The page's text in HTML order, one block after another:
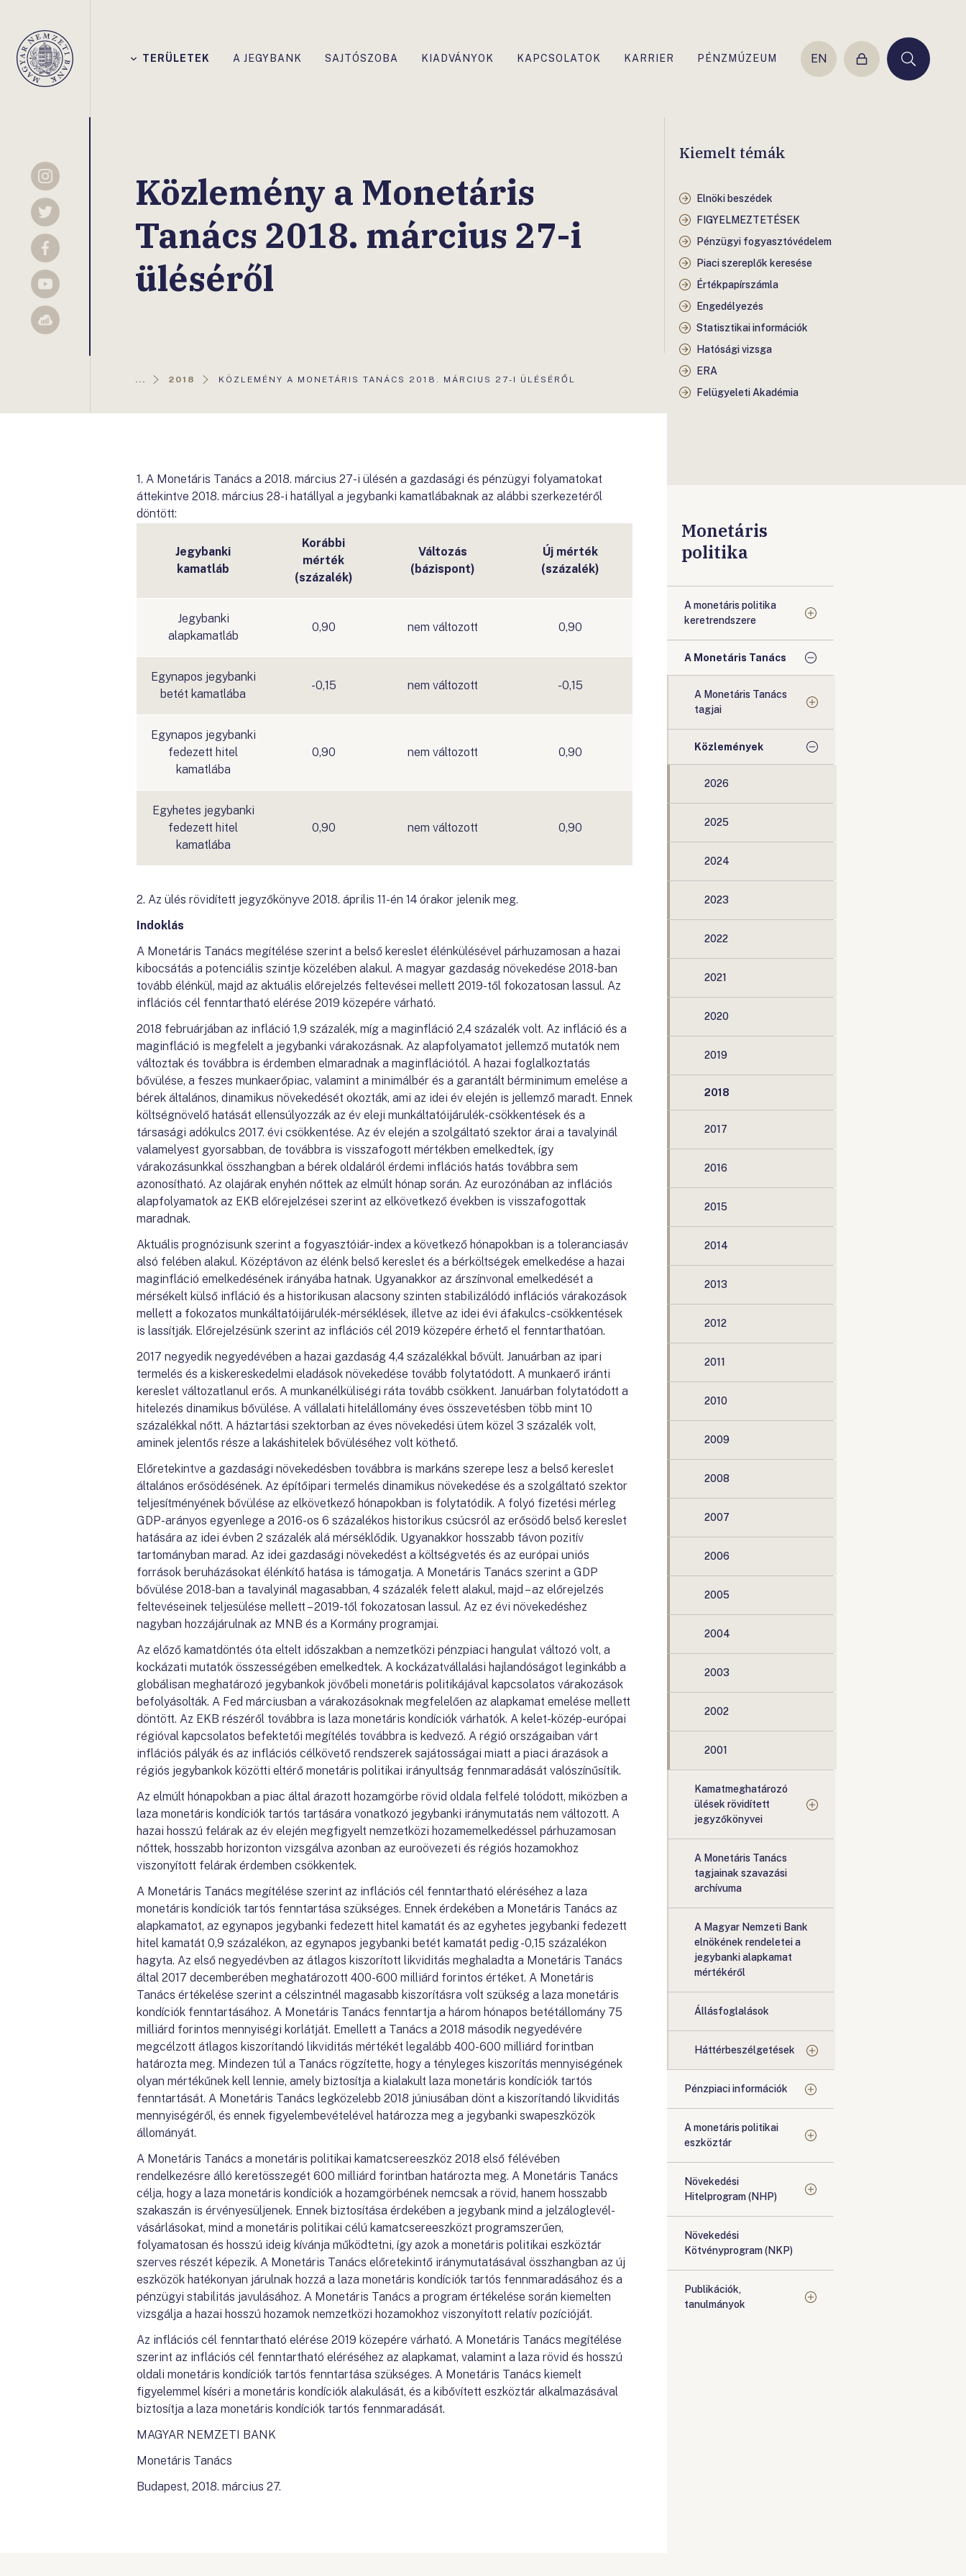
Magyar
Nemzeti
TERÜLETEK A JEGYBANK SAJTÓSZOBA KIADVÁNYOK KAPCSOLATOK KARRIER PÉNZMÚZEUM EN
Belépés Keresés
Instagram
Twitter
Facebook
YouTube
Sellsy
Közlemény a Monetáris
Tanács 2018. március 27-i
üléséről
... 2018
AKTUÁLIS
KÖZLEMÉNY A MONETÁRIS TANÁCS 2018. MÁRCIUS 27-I ÜLÉSÉRŐL
Kiemelt témák
Elnöki beszédek
FIGYELMEZTETÉSEK
Pénzügyi fogyasztóvédelem
Piaci szereplők keresése
Értékpapírszámla
Engedélyezés
Statisztikai információk
Hatósági vizsga
ERA
Felügyeleti Akadémia
1. A Monetáris Tanács a 2018. március 27-i ülésén a gazdasági és pénzügyi folyamatokat
áttekintve 2018. március 28-i hatállyal a jegybanki kamatlábaknak az alábbi szerkezetéről
döntött:
Jegybanki
kamatláb
Korábbi
mérték
(százalék)
Változás
(bázispont)
Új mérték
(százalék)
Jegybanki
alapkamatláb
0,90 nem változott 0,90
Egynapos jegybanki
betét kamatlába
-0,15 nem változott -0,15
Egynapos jegybanki
fedezett hitel
kamatlába
0,90 nem változott 0,90
Egyhetes jegybanki
fedezett hitel
kamatlába
0,90 nem változott 0,90
2. Az ülés rövidített jegyzőkönyve 2018. április 11-én 14 órakor jelenik meg.
Indoklás
A Monetáris Tanács megítélése szerint a belső kereslet élénkülésével párhuzamosan a hazai
kibocsátás a potenciális szintje közelében alakul. A magyar gazdaság növekedése 2018-ban
tovább élénkül, majd az aktuális előrejelzés feltevései mellett 2019-től fokozatosan lassul. Az
inflációs cél fenntartható elérése 2019 közepére várható.
2018 februárjában az infláció 1,9 százalék, míg a maginfláció 2,4 százalék volt. Az infláció és a
maginfláció is megfelelt a jegybanki várakozásnak. Az alapfolyamatot jellemző mutatók nem
változtak és továbbra is érdemben elmaradnak a maginflációtól. A hazai foglalkoztatás
bővülése, a feszes munkaerőpiac, valamint a minimálbér és a garantált bérminimum emelése a
bérek általános, dinamikus növekedését okozták, ami az idei év elején is jellemző maradt. Ennek
költségnövelő hatását ellensúlyozzák az év eleji munkáltatóijárulék-csökkentések és a
társasági adókulcs 2017. évi csökkentése. Az év elején a szolgáltató szektor árai a tavalyinál
valamelyest gyorsabban, de továbbra is visszafogott mértékben emelkedtek, így
várakozásunkkal összhangban a bérek oldaláról érdemi inflációs hatás továbbra sem
azonosítható. Az olajárak enyhén nőttek az elmúlt hónap során. Az eurozónában az inflációs
alapfolyamatok az EKB előrejelzései szerint az elkövetkező években is visszafogottak
maradnak.
Aktuális prognózisunk szerint a fogyasztóiár-index a következő hónapokban is a toleranciasáv
alsó felében alakul. Középtávon az élénk belső kereslet és a bérköltségek emelkedése a hazai
maginfláció emelkedésének irányába hatnak. Ugyanakkor az árszínvonal emelkedését a
mérsékelt külső infláció és a historikusan alacsony szinten stabilizálódó inflációs várakozások
mellett a fokozatos munkáltatóijárulék-mérséklések, illetve az idei évi áfakulcs-csökkentések
is lassítják. Előrejelzésünk szerint az inflációs cél 2019 közepére érhető el fenntarthatóan.
2017 negyedik negyedévében a hazai gazdaság 4,4 százalékkal bővült. Januárban az ipari
termelés és a kiskereskedelmi eladások növekedése tovább folytatódott. A munkaerő iránti
kereslet változatlanul erős. A munkanélküliségi ráta tovább csökkent. Januárban folytatódott a
hitelezés dinamikus bővülése. A vállalati hitelállomány éves összevetésben több mint 10
százalékkal nőtt. A háztartási szektorban az éves növekedési ütem közel 3 százalék volt,
aminek jelentős része a lakáshitelek bővüléséhez volt köthető.
Előretekintve a gazdasági növekedésben továbbra is markáns szerepe lesz a belső kereslet
általános erősödésének. Az építőipari termelés dinamikus növekedése és a szolgáltató szektor
teljesítményének bővülése az elkövetkező hónapokban is folytatódik. A folyó fizetési mérleg
GDP-arányos egyenlege a 2016-os 6 százalékos historikus csúcsról az erősödő belső kereslet
hatására az idei évben 2 százalék alá mérséklődik. Ugyanakkor hosszabb távon pozitív
tartományban marad. Az idei gazdasági növekedést a költségvetés és az európai uniós
források beruházásokat élénkítő hatása is támogatja. A Monetáris Tanács szerint a GDP
bővülése 2018-ban a tavalyinál magasabban, 4 százalék felett alakul, majd – az előrejelzés
feltevéseinek teljesülése mellett – 2019-től fokozatosan lassul. Az ez évi növekedéshez
nagyban hozzájárulnak az MNB és a Kormány programjai.
Az előző kamatdöntés óta eltelt időszakban a nemzetközi pénzpiaci hangulat változó volt, a
kockázati mutatók összességében emelkedtek. A kockázatvállalási hajlandóságot leginkább a
globálisan meghatározó jegybankok jövőbeli monetáris politikájával kapcsolatos várakozások
befolyásolták. A Fed márciusban a várakozásoknak megfelelően az alapkamat emelése mellett
döntött. Az EKB részéről továbbra is laza monetáris kondíciók várhatók. A kelet-közép-európai
régióval kapcsolatos befektetői megítélés továbbra is kedvező. A régió országaiban várt
inflációs pályák és az inflációs célkövető rendszerek sajátosságai miatt a piaci árazások a
régiós jegybankok közötti eltérő monetáris politikai irányultság fennmaradását valószínűsítik.
Az elmúlt hónapokban a piac által árazott hozamgörbe rövid oldala felfelé tolódott, miközben a
laza monetáris kondíciók tartós tartására vonatkozó jegybanki iránymutatás nem változott. A
hazai hosszú felárak az év elején megfigyelt nemzetközi hozamemelkedéssel párhuzamosan
nőttek, hosszabb horizonton vizsgálva azonban az euroövezeti és régiós hozamokhoz
viszonyított felárak érdemben csökkentek.
A Monetáris Tanács megítélése szerint az inflációs cél fenntartható eléréséhez a laza
monetáris kondíciók tartós fenntartása szükséges. Ennek érdekében a Monetáris Tanács az
alapkamatot, az egynapos jegybanki fedezett hitel kamatát és az egyhetes jegybanki fedezett
hitel kamatát 0,9 százalékon, az egynapos jegybanki betét kamatát pedig -0,15 százalékon
hagyta. Az első negyedévben az átlagos kiszorított likviditás meghaladta a Monetáris Tanács
által 2017 decemberében meghatározott 400-600 milliárd forintos értéket. A Monetáris
Tanács értékelése szerint a célszintnél magasabb kiszorításra volt szükség a laza monetáris
kondíciók fenntartásához. A Monetáris Tanács fenntartja a három hónapos betétállomány 75
milliárd forintos mennyiségi korlátját. Emellett a Tanács a 2018 második negyedévére
megcélzott átlagos kiszorítandó likviditás mértékét legalább 400-600 milliárd forintban
határozta meg. Mindezen túl a Tanács rögzítette, hogy a tényleges kiszorítás mennyiségének
olyan mértékűnek kell lennie, amely biztosítja a kialakult laza monetáris kondíciók tartós
fenntartását. A Monetáris Tanács legközelebb 2018 júniusában dönt a kiszorítandó likviditás
mennyiségéről, és ennek figyelembevételével határozza meg a jegybanki swapeszközök
állományát.
A Monetáris Tanács a monetáris politikai kamatcsereeszköz 2018 első félévében
rendelkezésre álló keretösszegét 600 milliárd forintban határozta meg. A Monetáris Tanács
célja, hogy a laza monetáris kondíciók a hozamgörbének nemcsak a rövid, hanem hosszabb
szakaszán is érvényesüljenek. Ennek biztosítása érdekében a jegybank mind a jelzáloglevél-
vásárlásokat, mind a monetáris politikai célú kamatcsereeszközt programszerűen,
folyamatosan és hosszú ideig kívánja működtetni, így azok a monetáris politikai eszköztár
szerves részét képezik. A Monetáris Tanács előretekintő iránymutatásával összhangban az új
eszközök hatékonyan járulnak hozzá a laza monetáris kondíciók tartós fennmaradásához és a
pénzügyi stabilitás javulásához. A Monetáris Tanács a program értékelése során kiemelten
vizsgálja a hazai hosszú hozamok nemzetközi hozamokhoz viszonyított relatív pozícióját.
Az inflációs cél fenntartható elérése 2019 közepére várható. A Monetáris Tanács megítélése
szerint az inflációs cél fenntartható eléréséhez az alapkamat, valamint a laza rövid és hosszú
oldali monetáris kondíciók tartós fenntartása szükséges. A Monetáris Tanács kiemelt
figyelemmel kíséri a monetáris kondíciók alakulását, és a kibővített eszköztár alkalmazásával
biztosítja a laza monetáris kondíciók tartós fennmaradását.
MAGYAR NEMZETI BANK
Monetáris Tanács
Budapest, 2018. március 27.
Monetáris
politika
A monetáris politika
keretrendszere
A Monetáris Tanács
A Monetáris Tanács
tagjai
Közlemények
2026
2025
2024
2023
2022
2021
2020
2019
2018
2017
2016
2015
2014
2013
2012
2011
2010
2009
2008
2007
2006
2005
2004
2003
2002
2001
Kamatmeghatározó
ülések rövidített
jegyzőkönyvei
A Monetáris Tanács
tagjainak szavazási
archívuma
A Magyar Nemzeti Bank
elnökének rendeletei a
jegybanki alapkamat
mértékéről
Állásfoglalások
Háttérbeszélgetések
Pénzpiaci információk
A monetáris politikai
eszköztár
Növekedési
Hitelprogram (NHP)
Növekedési
Kötvényprogram (NKP)
Publikációk,
tanulmányok